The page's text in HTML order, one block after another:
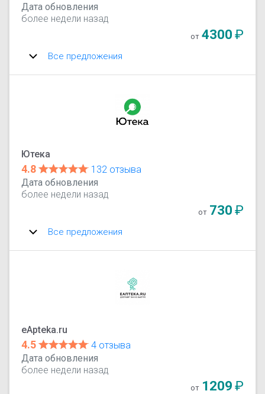
Дата обновления
более недели назад
от 4300₽
Все предложения
Ютека
4.8
132 отзыва
Дата обновления
более недели назад
от 730₽
Все предложения
eApteka.ru
4.5
4 отзыва
Дата обновления
более недели назад
от 1209₽